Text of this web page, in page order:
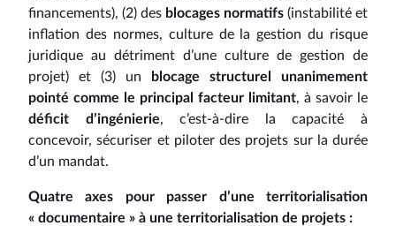
financements), (2) des blocages normatifs (instabilité et
inflation des normes, culture de la gestion du risque
juridique au détriment d’une culture de gestion de
projet) et (3) un
blocage structurel unanimement
pointé comme le principal facteur limitant, à savoir le
déficit d’ingénierie, c’est‑à‑dire la capacité à
concevoir, sécuriser et piloter des projets sur la durée
d’un mandat.
Quatre axes pour passer d’une territorialisation
« documentaire » à une territorialisation de projets :